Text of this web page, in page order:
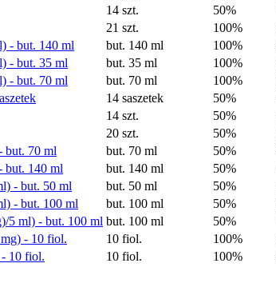
14 szt. 50%
21 szt. 100%
- but. 140 ml
but. 140 ml 100%
- but. 35 ml
but. 35 ml 100%
- but. 70 ml
but. 70 ml 100%
14 saszetek 50%
14 szt. 50%
20 szt. 50%
but. 70 ml
but. 70 ml 50%
but. 140 ml
but. 140 ml 50%
- but. 50 ml
but. 50 ml 50%
- but. 100 ml
but. 100 ml 50%
5 ml) - but. 100 ml but. 100 ml 50%
- 10 fiol.
10 fiol. 100%
10 fiol.
10 fiol. 100%